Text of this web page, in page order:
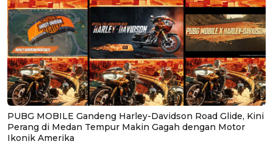
PUBG MOBILE Gandeng Harley-Davidson Road Glide, Kini
Perang di Medan Tempur Makin Gagah dengan Motor
Ikonik Amerika